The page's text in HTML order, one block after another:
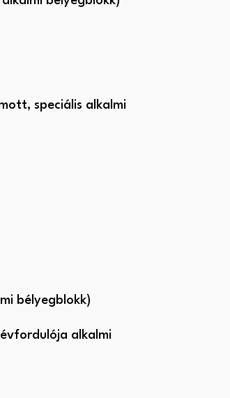
speciális alkalmi
bélyegblokk)
alkalmi